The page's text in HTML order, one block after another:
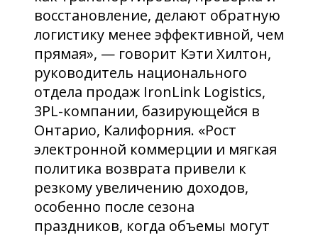
восстановление, делают обратную
логистику менее эффективной, чем
прямая», — говорит Кэти Хилтон,
руководитель национального
отдела продаж IronLink Logistics,
3PL-компании, базирующейся в
Онтарио, Калифорния. «Рост
электронной коммерции и мягкая
политика возврата привели к
резкому увеличению доходов,
особенно после сезона
праздников, когда объемы могут